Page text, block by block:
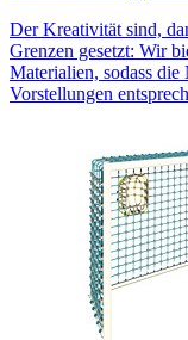
Der Kreativität sind,
Grenzen gesetzt: Wir
Materialien, sodass
Vorstellungen